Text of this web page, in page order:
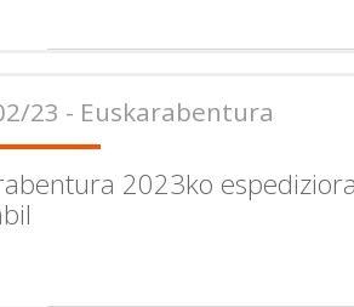
23 - Euskarabentura
2023ko